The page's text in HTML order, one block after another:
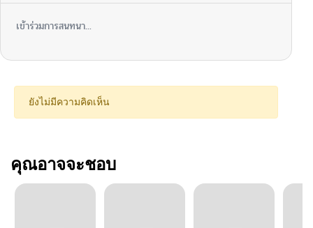
เข้าร่วมการสนทนา...
ยังไม่มีความคิดเห็น
คุณอาจจะชอบ